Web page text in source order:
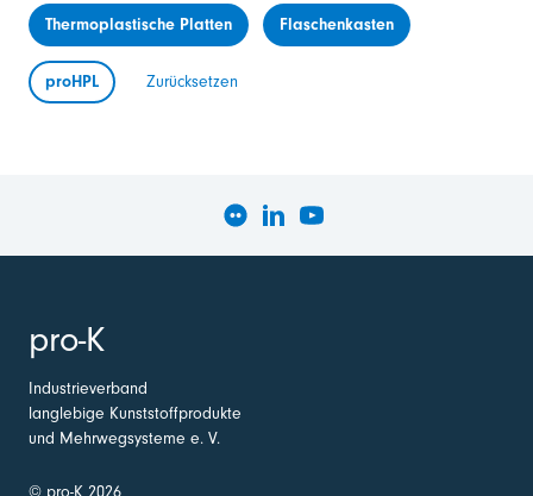
Thermoplastische Platten Flaschenkasten
proHPL Zurücksetzen
pro-K
Industrieverband
langlebige Kunststoffprodukte
und Mehrwegsysteme e. V.
© pro-K 2026